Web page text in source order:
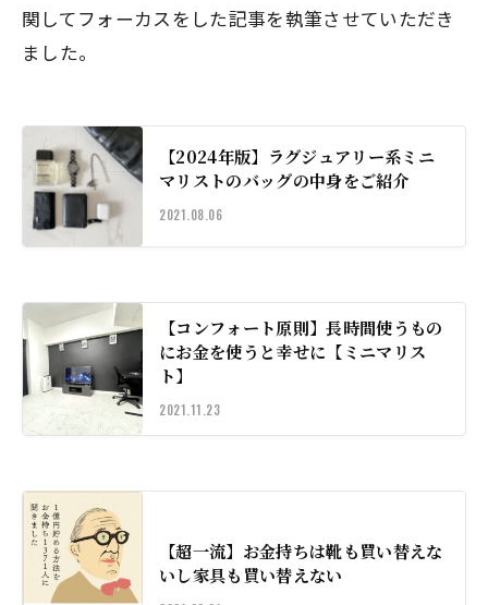
関してフォーカスをした記事を執筆させていただき
ました。
【2024年版】ラグジュアリー系ミニ
マリストのバッグの中身をご紹介
2021.08.06
【コンフォート原則】長時間使うもの
にお金を使うと幸せに【ミニマリス
ト】
2021.11.23
【超一流】お金持ちは靴も買い替えな
いし家具も買い替えない